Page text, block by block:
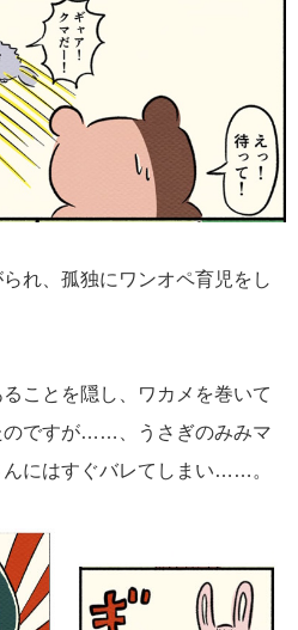
れ、孤独にワンオペ育児をし
ことを隠し、ワカメを巻いて
のですが……、うさぎのみみマ
にはすぐバレてしまい……。